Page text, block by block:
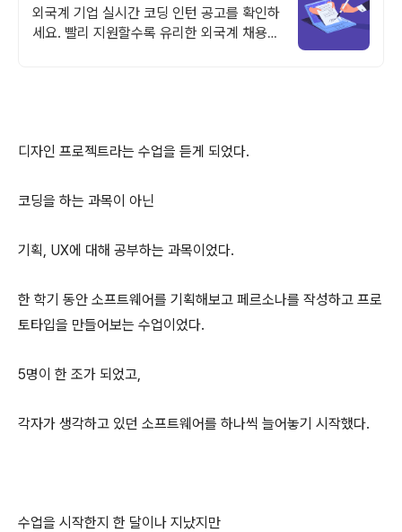
업은 피플앤잡
외국계 기업 실시간 코딩 인턴 공고를 확인하
세요. 빨리 지원할수록 유리한 외국계 채용!
디자인 프로젝트라는 수업을 듣게 되었다.
코딩을 하는 과목이 아닌
기획, UX에 대해 공부하는 과목이었다.
한 학기 동안 소프트웨어를 기획해보고 페르소나를 작성하고 프로
토타입을 만들어보는 수업이었다.
5명이 한 조가 되었고,
각자가 생각하고 있던 소프트웨어를 하나씩 늘어놓기 시작했다.
수업을 시작한지 한 달이나 지났지만